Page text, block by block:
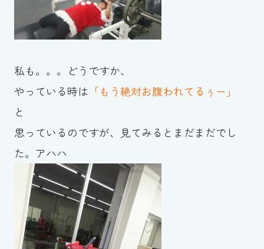
私も。。。どうですか、
やっている時は 「もう絶対お腹われてるぅー」
と
思っているのですが、見てみるとまだまだでし
た。アハハ